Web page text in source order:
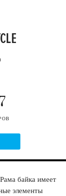
байка имеет
элементы